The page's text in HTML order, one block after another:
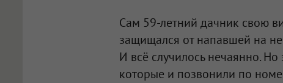
Сам 59-летний дачник свою
защищался от напавшей на
И всё случилось нечаянно.
которые и позвонили по